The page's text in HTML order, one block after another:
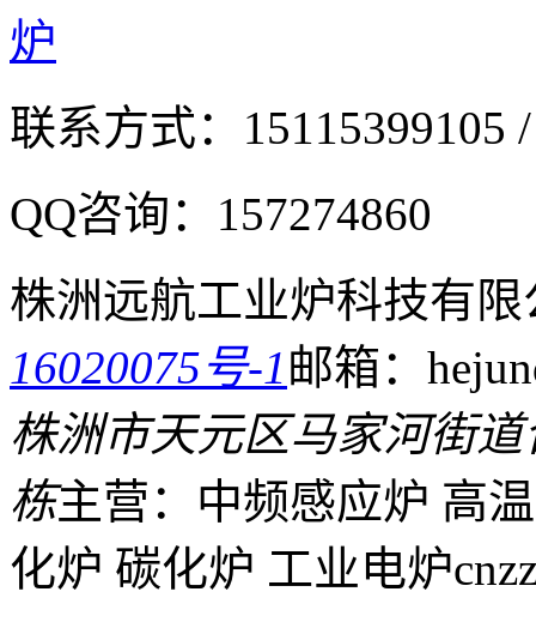
联系方式： 15115399105
QQ咨询： 157274860
株洲远航工业炉科技有限
16020075号-1邮箱：
株洲市天元区马家河街
栋主营：中频感应炉 高
化炉 碳化炉 工业电炉